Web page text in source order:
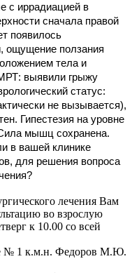
с иррадиацией в
сначала правой
появилось
ощущение ползания
тела и
выявили грыжу
статус:
не вызывается),
Гипестезия на уровне
мышц сохранена.
в вашей клинике
для решения вопроса
лечения Вам
во взрослую
к 10.00 со всей
№ 1 к.м.н. Федоров М.Ю.